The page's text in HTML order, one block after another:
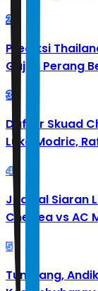
2
Prediksi
Gajah Perang
3
Daftar Skuad
Luka Modric,
4
Jadwal Siaran
Chelsea vs AC
5
Tumbang,